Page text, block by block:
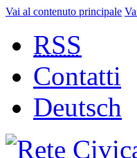
Vai al contenuto principale
RSS
Contatti
Deutsch